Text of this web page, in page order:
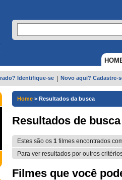
Identifique-se Novo aqui? Cadastre-
Home > Resultados da busca
Resultados de busca
Estes são os 1 filmes encontrados
Para ver resultados por outros
Filmes que você